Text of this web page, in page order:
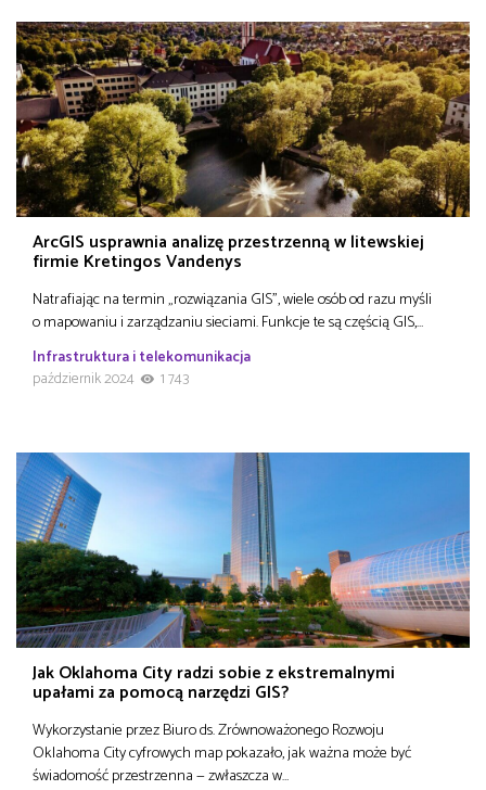
ArcGIS usprawnia analizę przestrzenną w litewskiej
firmie Kretingos Vandenys
Natrafiając na termin „rozwiązania GIS”, wiele osób od razu myśli
o mapowaniu i zarządzaniu sieciami. Funkcje te są częścią GIS,…
Infrastruktura i telekomunikacja
październik 2024
1 743
Jak Oklahoma City radzi sobie z ekstremalnymi
upałami za pomocą narzędzi GIS?
Wykorzystanie przez Biuro ds. Zrównoważonego Rozwoju
Oklahoma City cyfrowych map pokazało, jak ważna może być
świadomość przestrzenna — zwłaszcza w…